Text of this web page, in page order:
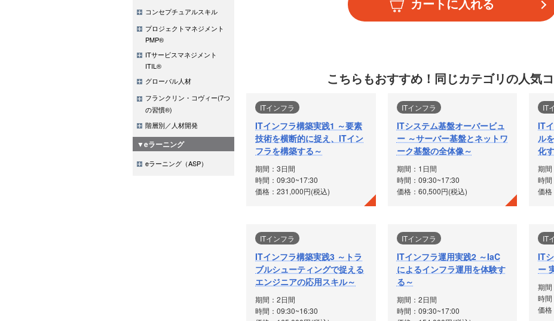
コンセプチュアルスキル
プロジェクトマネジメント
PMP®
ITサービスマネジメント
ITIL®
グローバル人材
フランクリン・コヴィー(7つ
の習慣®)
階層別／人材開発
▼eラーニング
eラーニング（ASP）
こちらもおすすめ！ 同じカテゴリの人気
ITインフラ
ITインフラ構築実践1 ～要素
技術を横断的に捉え、ITイン
フラを構築する～
期間：3日間
時間：09:30~17:30
価格：231,000円(税込)
ITインフラ
ITシステム基盤オーバービュ
ー ～サーバー基盤とネットワ
ーク基盤の全体像～
期間：1日間
時間：09:30~17:30
価格：60,500円(税込)
IT
IT
ル
化
期間
時
価
ITインフラ
ITインフラ構築実践3 ～トラ
ブルシューティングで捉える
エンジニアの応用スキル～
期間：2日間
時間：09:30~16:30
ITインフラ
ITインフラ運用実践2 ～IaC
によるインフラ運用を体験す
る～
期間：2日間
時間：09:30~17:00
IT
IT
ー
期間
時
価